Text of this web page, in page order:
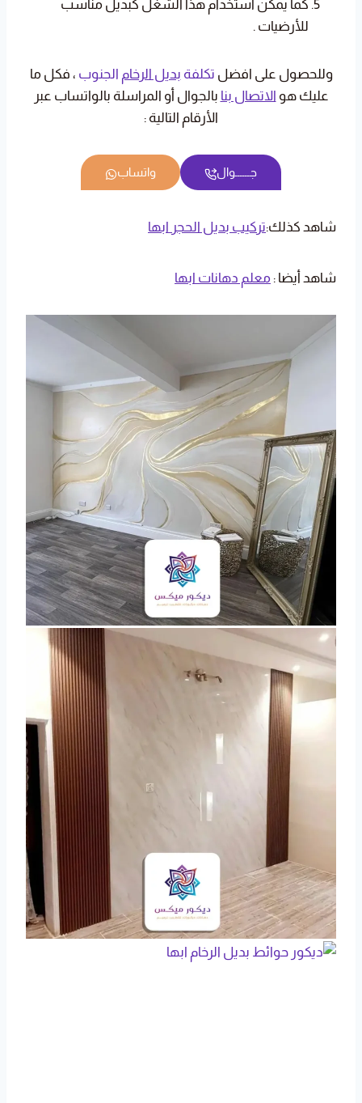
كما يمكن استخدام هذا الشغل كبديل مناسب
للأرضيات .
وللحصول على افضل تكلفة بديل الرخام الجنوب ، فكل ما
عليك هو الاتصال بنا بالجوال أو المراسلة بالواتساب عبر
الأرقام التالية :
جــــــوال واتساب
شاهد كذلك:تركيب بديل الحجر ابها
شاهد أيضا : معلم دهانات ابها